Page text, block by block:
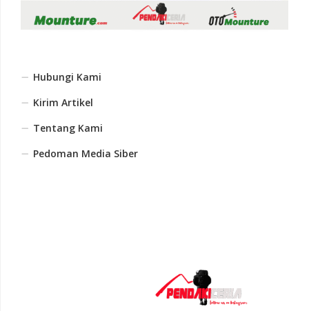
Hubungi Kami
Kirim Artikel
Tentang Kami
Pedoman Media Siber